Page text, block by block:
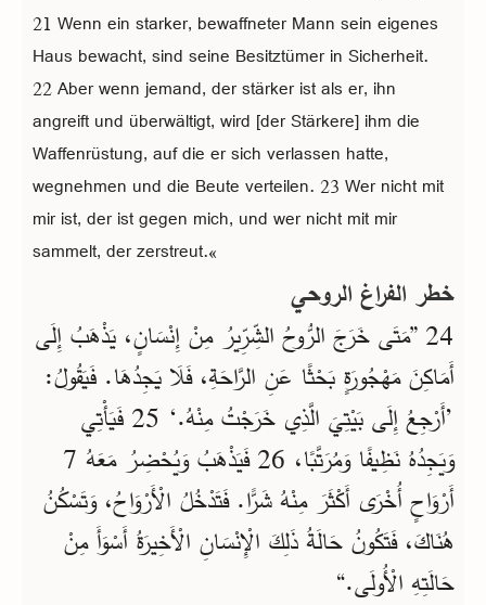
21 Wenn ein starker, bewaffneter Mann sein eigenes
Haus bewacht, sind seine Besitztümer in Sicherheit.
22 Aber wenn jemand, der stärker ist als er, ihn
angreift und überwältigt, wird [der Stärkere] ihm die
Waffenrüstung, auf die er sich verlassen hatte,
wegnehmen und die Beute verteilen. 23 Wer nicht mit
mir ist, der ist gegen mich, und wer nicht mit mir
sammelt, der zerstreut.«
خطر الفراغ الروحي
24 ”مَتَى خَرَجَ الرُّوحُ الشِّرِّيرُ مِنْ إِنْسَانٍ، يَذْهَبُ إِلَى
أَمَاكِنَ مَهْجُورَةٍ بَحْثًا عَنِ الرَّاحَةِ، فَلَا يَجِدُهَا. فَيَقُولُ:
’أَرْجِعُ إِلَى بَيْتِيَ الَّذِي خَرَجْتُ مِنْهُ.‘ 25 فَيَأْتِي
وَيَجِدُهُ نَظِيفًا وَمُرَتَّبًا، 26 فَيَذْهَبُ وَيُحْضِرُ مَعَهُ 7
أَرْوَاحٍ أُخْرَى أَكْثَرَ مِنْهُ شَرًّا. فَتَدْخُلُ الْأَرْوَاحُ، وَتَسْكُنُ
هُنَاكَ، فَتَكُونُ حَالَةُ ذَلِكَ الْإِنْسَانِ الْأَخِيرَةُ أَسْوَأَ مِنْ
حَالَتِهِ الْأُولَى.“